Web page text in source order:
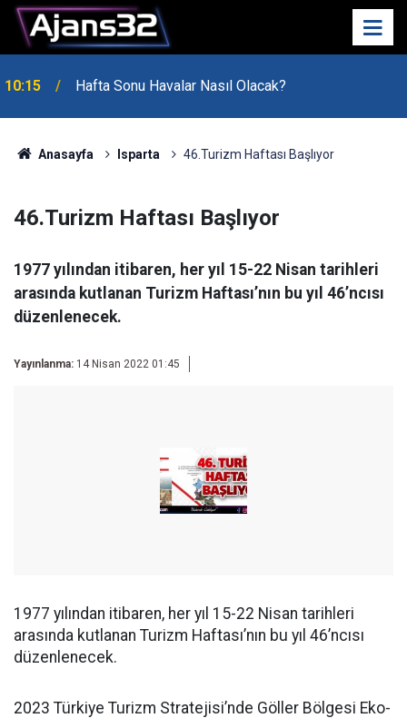
10:15 Hafta Sonu Havalar Nasıl Olacak?
Anasayfa Isparta 46.Turizm Haftası Başlıyor
46.Turizm Haftası Başlıyor
1977 yılından itibaren, her yıl 15-22 Nisan tarihleri
arasında kutlanan Turizm Haftası’nın bu yıl 46’ncısı
düzenlenecek.
Yayınlanma: 14 Nisan 2022 01:45
1977 yılından itibaren, her yıl 15-22 Nisan tarihleri
arasında kutlanan Turizm Haftası’nın bu yıl 46’ncısı
düzenlenecek.
2023 Türkiye Turizm Stratejisi’nde Göller Bölgesi Eko-